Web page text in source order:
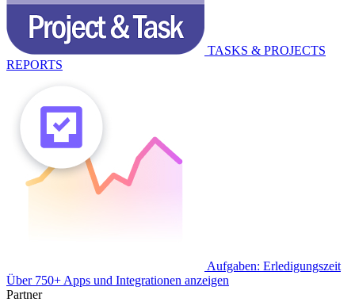
TASKS & PROJECTS
REPORTS
Aufgaben: Erledigungszeit
Über 750+ Apps und Integrationen anzeigen
Partner